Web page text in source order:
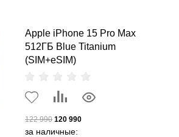
Apple iPhone 15 Pro Max
512ГБ Blue Titanium
(SIM+eSIM)
122 990 120 990
за наличные: